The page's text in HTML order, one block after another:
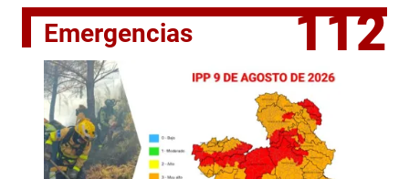
Emergencias 112